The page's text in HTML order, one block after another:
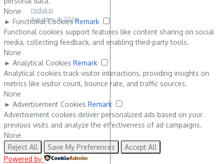
redaksi
Agustus 4, 2026
None
► Functional Cookies Remark
Functional cookies support features like content sharing on social
media, collecting feedback, and enabling third-party tools.
None
► Analytical Cookies Remark
Analytical cookies track visitor interactions, providing insights on
metrics like visitor count, bounce rate, and traffic sources.
None
► Advertisement Cookies Remark
Advertisement cookies deliver personalized ads based on your
previous visits and analyze the effectiveness of ad campaigns.
None
Reject All
Save My Preferences
Accept All
Powered by